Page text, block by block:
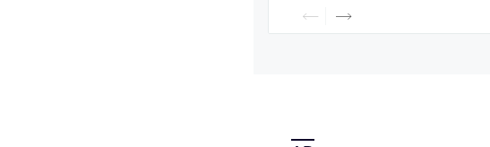
場として、地域に根差している感覚を
体験できる空間を志向。“ユーカリの